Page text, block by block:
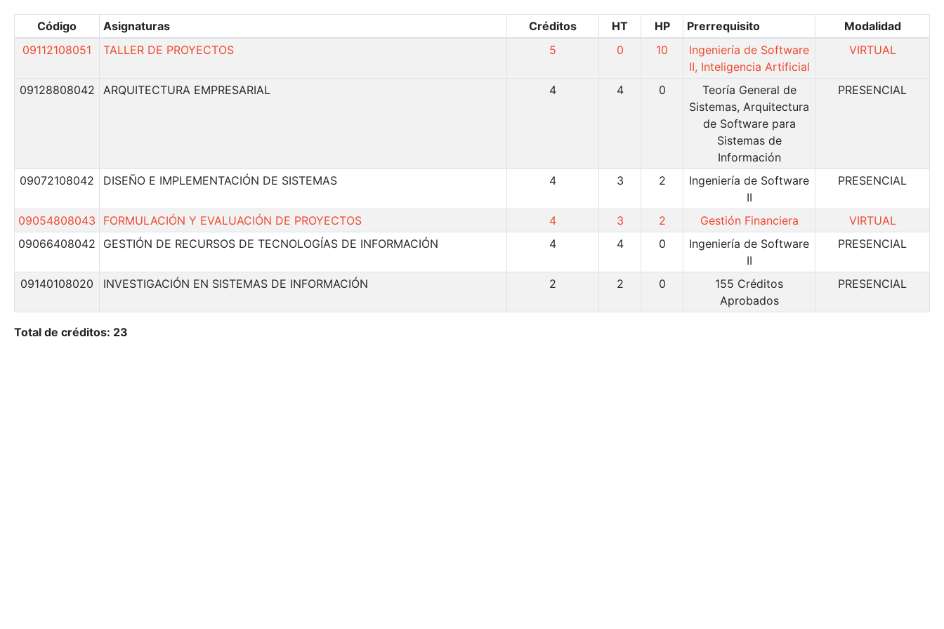
Código Asignaturas Créditos HT HP Prerrequisito
Modalidad
09112108051
TALLER DE PROYECTOS 5 0 10
Ingeniería de Software
II, Inteligencia Artificial
VIRTUAL
09128808042 ARQUITECTURA EMPRESARIAL 4 4 0
Teoría General de
Sistemas, Arquitectura
de Software para
Sistemas de
Información
PRESENCIAL
09072108042 DISEÑO E IMPLEMENTACIÓN DE SISTEMAS 4 3 2
Ingeniería de Software
II
PRESENCIAL
09054808043 FORMULACIÓN Y EVALUACIÓN DE PROYECTOS 4 3 2 Gestión Financiera
VIRTUAL
09066408042
GESTIÓN DE RECURSOS DE TECNOLOGÍAS DE INFORMACIÓN 4 4 0
Ingeniería de Software
II
PRESENCIAL
09140108020 INVESTIGACIÓN EN SISTEMAS DE INFORMACIÓN 2 2 0
155 Créditos
Aprobados
PRESENCIAL
Total de créditos: 23